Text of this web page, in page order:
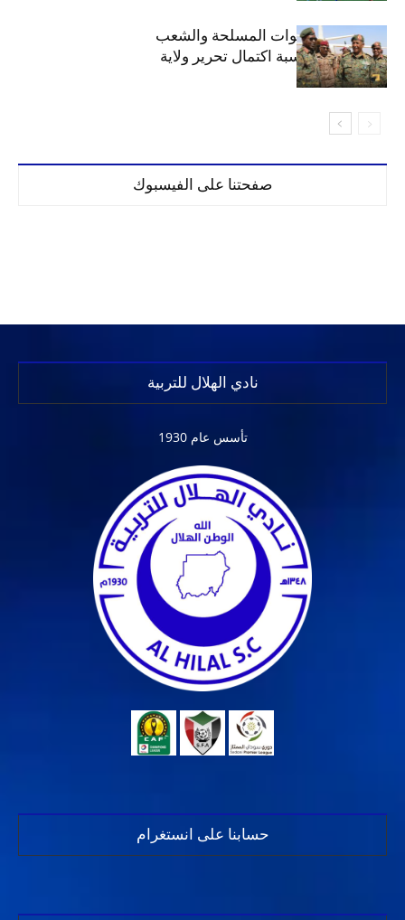
الهلال يهنئ القوات المسلحة والشعب
السوداني بمناسبة اكتمال تحرير ولاية
الخرطوم
صفحتنا على الفيسبوك
نادي الهلال للتربية
تأسس عام 1930
حسابنا على انستغرام